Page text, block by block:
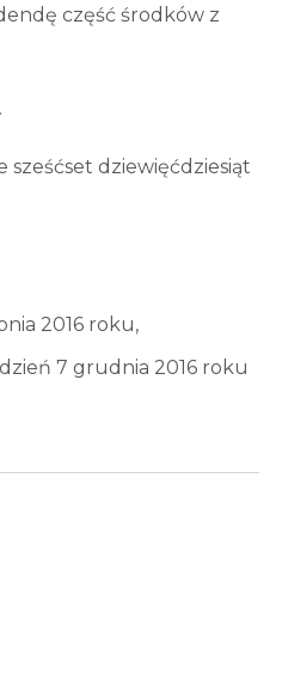
część środków z
sześćset dziewięćdziesiąt
2016 roku,
7 grudnia 2016 roku